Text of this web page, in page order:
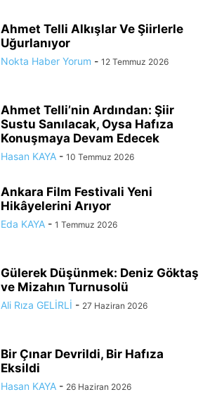
Ahmet Telli Alkışlar Ve Şiirlerle
Uğurlanıyor
Nokta Haber Yorum - 12 Temmuz 2026
Ahmet Telli’nin Ardından: Şiir
Sustu Sanılacak, Oysa Hafıza
Konuşmaya Devam Edecek
Hasan KAYA - 10 Temmuz 2026
Ankara Film Festivali Yeni
Hikâyelerini Arıyor
Eda KAYA - 1 Temmuz 2026
Gülerek Düşünmek: Deniz Göktaş
ve Mizahın Turnusolü
Ali Rıza GELİRLİ - 27 Haziran 2026
Bir Çınar Devrildi, Bir Hafıza
Eksildi
Hasan KAYA - 26 Haziran 2026